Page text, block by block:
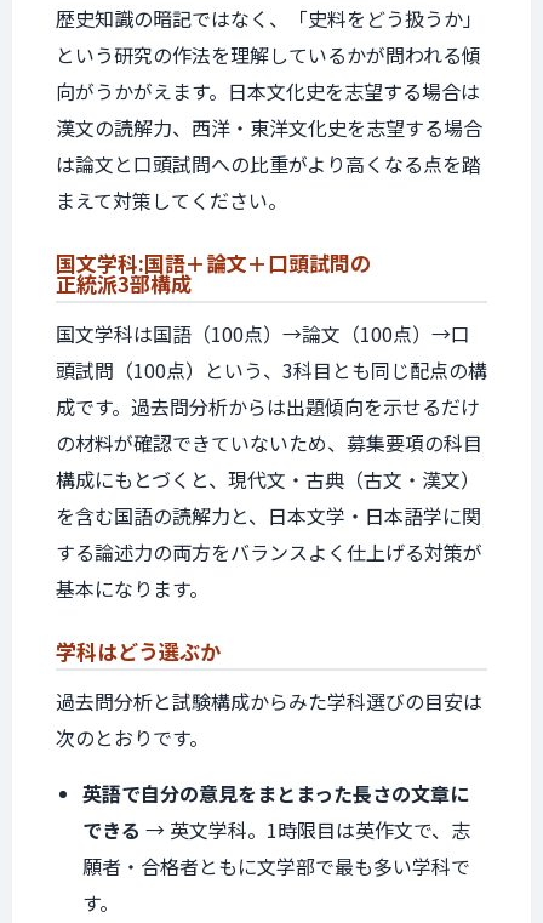
歴史知識の暗記ではなく、「史料をどう扱うか」
という研究の作法を理解しているかが問われる傾
向がうかがえます。日本文化史を志望する場合は
漢文の読解力、西洋・東洋文化史を志望する場合
は論文と口頭試問への比重がより高くなる点を踏
まえて対策してください。
国文学科:国語＋論文＋口頭試問の
正統派3部構成
国文学科は国語（100点）→論文（100点）→口
頭試問（100点）という、3科目とも同じ配点の構
成です。過去問分析からは出題傾向を示せるだけ
の材料が確認できていないため、募集要項の科目
構成にもとづくと、現代文・古典（古文・漢文）
を含む国語の読解力と、日本文学・日本語学に関
する論述力の両方をバランスよく仕上げる対策が
基本になります。
学科はどう選ぶか
過去問分析と試験構成からみた学科選びの目安は
次のとおりです。
英語で自分の意見をまとまった長さの文章に
できる → 英文学科。1時限目は英作文で、志
願者・合格者ともに文学部で最も多い学科で
す。